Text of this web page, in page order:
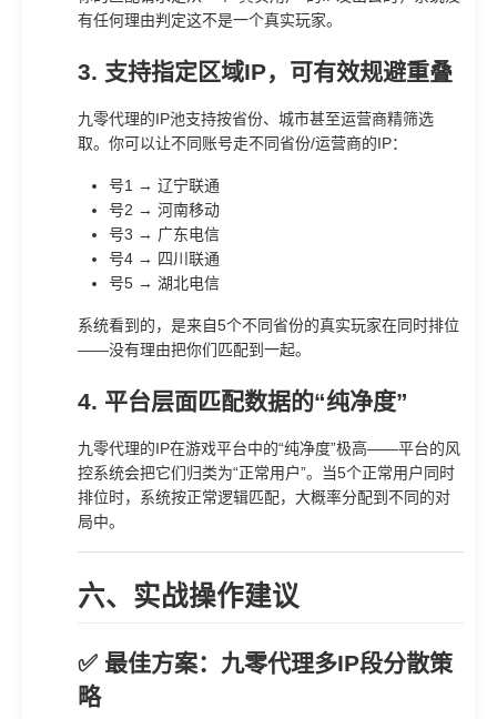
有任何理由判定这不是一个真实玩家。
3. 支持指定区域IP，可有效规避重叠
九零代理的IP池支持按省份、城市甚至运营商精筛选
取。你可以让不同账号走不同省份/运营商的IP：
号1 → 辽宁联通
号2 → 河南移动
号3 → 广东电信
号4 → 四川联通
号5 → 湖北电信
系统看到的，是来自5个不同省份的真实玩家在同时排位
——没有理由把你们匹配到一起。
4. 平台层面匹配数据的“纯净度”
九零代理的IP在游戏平台中的“纯净度”极高——平台的风
控系统会把它们归类为“正常用户”。当5个正常用户同时
排位时，系统按正常逻辑匹配，大概率分配到不同的对
局中。
六、实战操作建议
✅ 最佳方案：九零代理多IP段分散策
略